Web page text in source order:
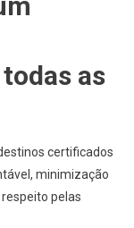
as
certificados
minimização
pelas